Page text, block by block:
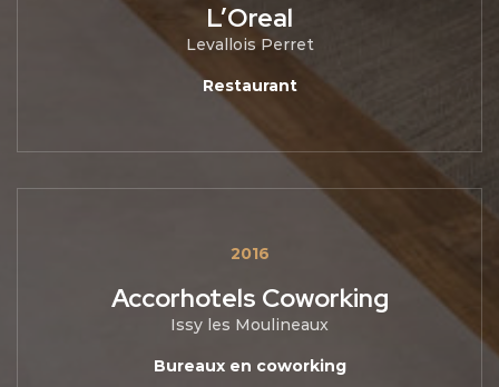
L’Oreal
Levallois Perret
Restaurant
2016
Accorhotels Coworking
Issy les Moulineaux
Bureaux en coworking